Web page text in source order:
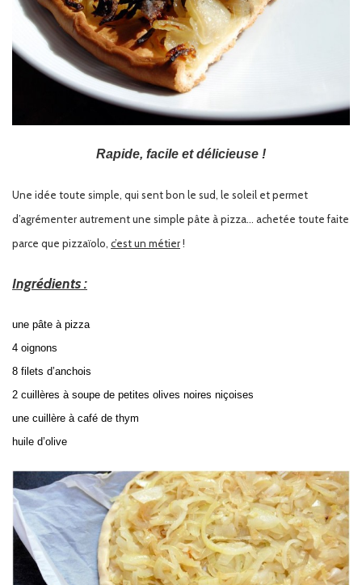
Rapide, facile et délicieuse !
Une idée toute simple, qui sent bon le sud, le soleil et permet
d’agrémenter autrement une simple pâte à pizza… achetée toute faite
parce que pizzaïolo, c’est un métier!
Ingrédients :
une pâte à pizza
4 oignons
8 filets d’anchois
2 cuillères à soupe de petites olives noires niçoises
une cuillère à café de thym
huile d’olive